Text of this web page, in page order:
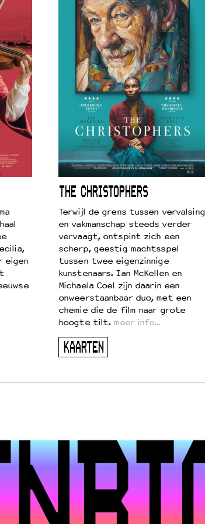
eigen
THE CHRISTOPHERS
Terwijl de grens tussen vervalsing
en vakmanschap steeds verder
vervaagt, ontspint zich een
scherp, geestig machtsspel
tussen twee eigenzinnige
kunstenaars. Ian McKellen en
Michaela Coel zijn daarin een
onweerstaanbaar duo, met een
chemie die de film naar grote
hoogte tilt. meer info…
KAARTEN